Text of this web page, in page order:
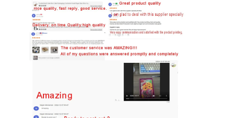
Pacchetto rosso personalizzato